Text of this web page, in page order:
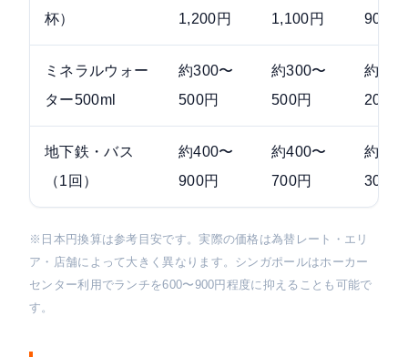
杯）
1,200円
1,100円
900円
ミネラルウォー
ター500ml
約300〜
500円
約300〜
500円
約100
200円
地下鉄・バス
（1回）
約400〜
900円
約400〜
700円
約100
300円
※日本円換算は参考目安です。実際の価格は為替レート・エリ
ア・店舗によって大きく異なります。シンガポールはホーカー
センター利用でランチを600〜900円程度に抑えることも可能で
す。